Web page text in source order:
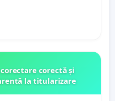
corectă și
la titularizare